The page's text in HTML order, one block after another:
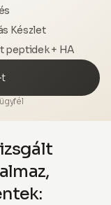
Készlet
peptidek + HA
t